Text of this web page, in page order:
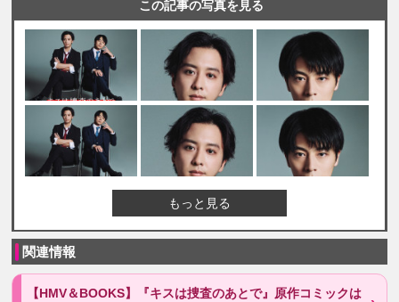
この記事の写真を見る
もっと見る
関連情報
【HMV＆BOOKS】『キスは捜査のあとで』原作コミックは